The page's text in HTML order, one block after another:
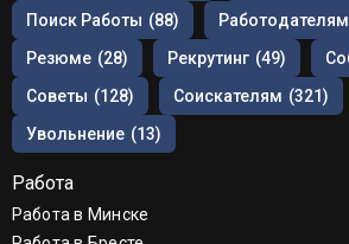
Поиск Работы (88) Работодателям
Резюме (28) Рекрутинг (49)
Советы (128) Соискателям (321)
Увольнение (13)
Работа
Работа в Минске